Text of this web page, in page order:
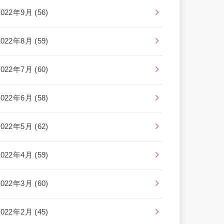
年9月 (56)
年8月 (59)
年7月 (60)
年6月 (58)
年5月 (62)
年4月 (59)
年3月 (60)
年2月 (45)